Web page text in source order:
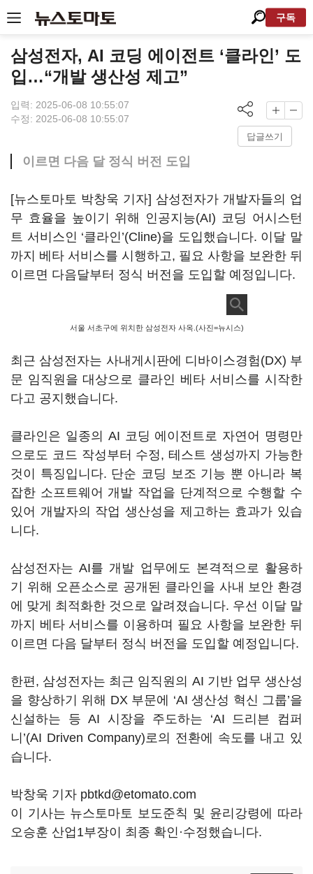
구독
삼성전자, AI 코딩 에이전트 ‘클라인’ 도
입…“개발 생산성 제고”
입력: 2025-06-08 10:55:07
수정: 2025-06-08 10:55:07
답글쓰기
이르면 다음 달 정식 버전 도입
[뉴스토마토 박창욱 기자] 삼성전자가 개발자들의 업
무 효율을 높이기 위해 인공지능(AI) 코딩 어시스턴
트 서비스인 ‘클라인’(Cline)을 도입했습니다. 이달 말
까지 베타 서비스를 시행하고, 필요 사항을 보완한 뒤
이르면 다음달부터 정식 버전을 도입할 예정입니다.
서울 서초구에 위치한 삼성전자 사옥.(사진=뉴시스)
최근 삼성전자는 사내게시판에 디바이스경험(DX) 부
문 임직원을 대상으로 클라인 베타 서비스를 시작한
다고 공지했습니다.
클라인은 일종의 AI 코딩 에이전트로 자연어 명령만
으로도 코드 작성부터 수정, 테스트 생성까지 가능한
것이 특징입니다. 단순 코딩 보조 기능 뿐 아니라 복
잡한 소프트웨어 개발 작업을 단계적으로 수행할 수
있어 개발자의 작업 생산성을 제고하는 효과가 있습
니다.
삼성전자는 AI를 개발 업무에도 본격적으로 활용하
기 위해 오픈소스로 공개된 클라인을 사내 보안 환경
에 맞게 최적화한 것으로 알려졌습니다. 우선 이달 말
까지 베타 서비스를 이용하며 필요 사항을 보완한 뒤
이르면 다음 달부터 정식 버전을 도입할 예정입니다.
한편, 삼성전자는 최근 임직원의 AI 기반 업무 생산성
을 향상하기 위해 DX 부문에 ‘AI 생산성 혁신 그룹’을
신설하는 등 AI 시장을 주도하는 ‘AI 드리븐 컴퍼
니’(AI Driven Company)로의 전환에 속도를 내고 있
습니다.
박창욱 기자 pbtkd@etomato.com
이 기사는 뉴스토마토 보도준칙 및 윤리강령에 따라
오승훈 산업1부장이 최종 확인·수정했습니다.